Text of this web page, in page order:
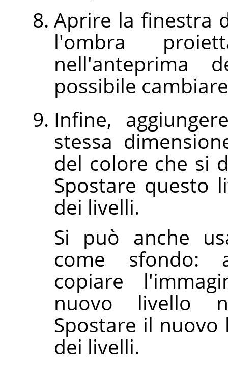
Aprire la finestra
l'ombra
nell'anteprima
possibile
Infine,
stessa
del colore che si
Spostare questo
dei livelli.
Si può anche
come sfondo:
copiare
nuovo livello
Spostare il
dei livelli.